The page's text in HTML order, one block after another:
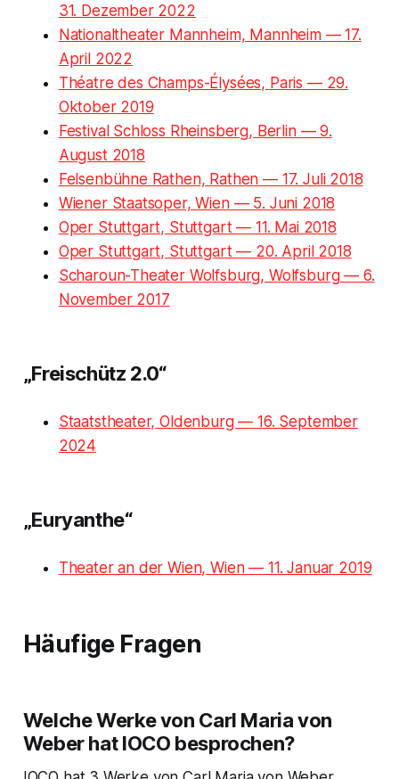
31. Dezember 2022
Nationaltheater Mannheim, Mannheim — 17.
April 2022
Théatre des Champs-Élysées, Paris — 29.
Oktober 2019
Festival Schloss Rheinsberg, Berlin — 9.
August 2018
Felsenbühne Rathen, Rathen — 17. Juli 2018
Wiener Staatsoper, Wien — 5. Juni 2018
Oper Stuttgart, Stuttgart — 11. Mai 2018
Oper Stuttgart, Stuttgart — 20. April 2018
Scharoun-Theater Wolfsburg, Wolfsburg — 6.
November 2017
„Freischütz 2.0“
Staatstheater, Oldenburg — 16. September
2024
„Euryanthe“
Theater an der Wien, Wien — 11. Januar 2019
Häufige Fragen
Welche Werke von Carl Maria von
Weber hat IOCO besprochen?